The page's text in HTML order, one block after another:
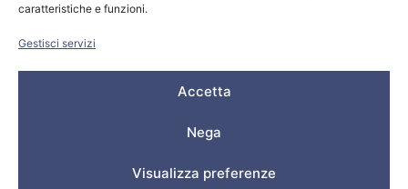
caratteristiche e funzioni.
Gestisci servizi
Accetta
Nega
Visualizza preferenze
P.IVA/C.F. 04437070248 – REA VI 404123 – Capitale
Privacy Policy –Cookie Policy